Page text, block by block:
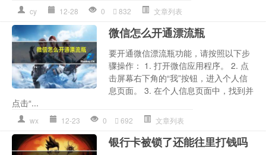
cy 12-28 0 832 文章列表
微信怎么开通漂流瓶
要开通微信漂流瓶功能，请按照以下步
骤操作： 1. 打开微信应用程序。 2. 点
击屏幕右下角的“我”按钮，进入个人信
息页面。 3. 在个人信息页面中，找到并
点击“...
wx 12-23 0 692 文章列表
银行卡被锁了还能往里打钱吗